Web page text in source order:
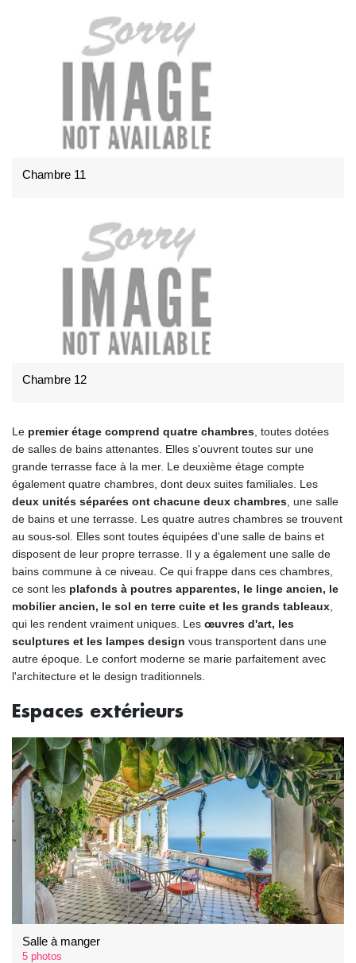
Chambre 11
Chambre 12
Le premier étage comprend quatre chambres , toutes dotées
de salles de bains attenantes. Elles s'ouvrent toutes sur une
grande terrasse face à la mer. Le deuxième étage compte
également quatre chambres, dont deux suites familiales. Les
deux unités séparées ont chacune deux chambres , une salle
de bains et une terrasse. Les quatre autres chambres se trouvent
au sous-sol. Elles sont toutes équipées d'une salle de bains et
disposent de leur propre terrasse. Il y a également une salle de
bains commune à ce niveau. Ce qui frappe dans ces chambres,
ce sont les plafonds à poutres apparentes, le linge ancien, le
mobilier ancien, le sol en terre cuite et les grands tableaux
qui les rendent vraiment uniques. Les œuvres d'art, les
sculptures et les lampes design vous transportent dans une
autre époque. Le confort moderne se marie parfaitement avec
l'architecture et le design traditionnels.
Espaces extérieurs
Salle à manger
5 photos